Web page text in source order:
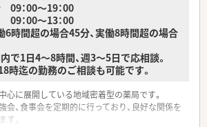
：00～19：00
～13：00
6時間超の場合45分、実働8時間超の場合
で1日4～8時間、週3～5日で応相談。
時迄の勤務のご相談も可能です。
心に展開している地域密着型の薬局です。
、食事会を定期的に行っており、良好な関係を
。